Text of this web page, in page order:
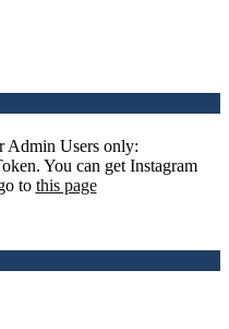
Admin Users only:
You can get Instagram
to this page